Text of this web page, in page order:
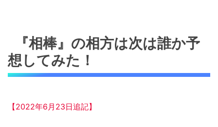
『相棒』の相方は次は誰か予
想してみた！
【2022年6月23日追記】